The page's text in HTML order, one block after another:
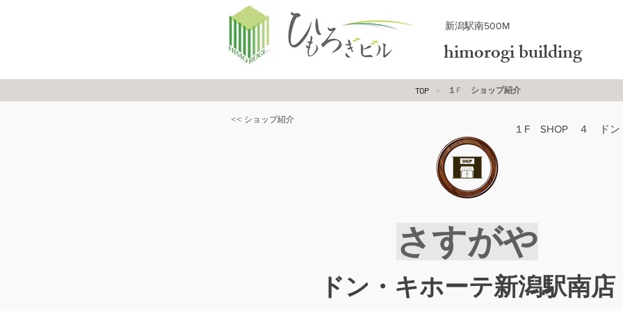
​新潟駅南500M
himorogi building
TOP > １F ショップ紹介
<< ショップ紹介
１F SHOP ４ ドン
さすがや
ドン・キホーテ新潟駅南店